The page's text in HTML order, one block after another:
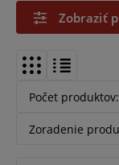
Zobraziť
Počet produktov:
Zoradenie